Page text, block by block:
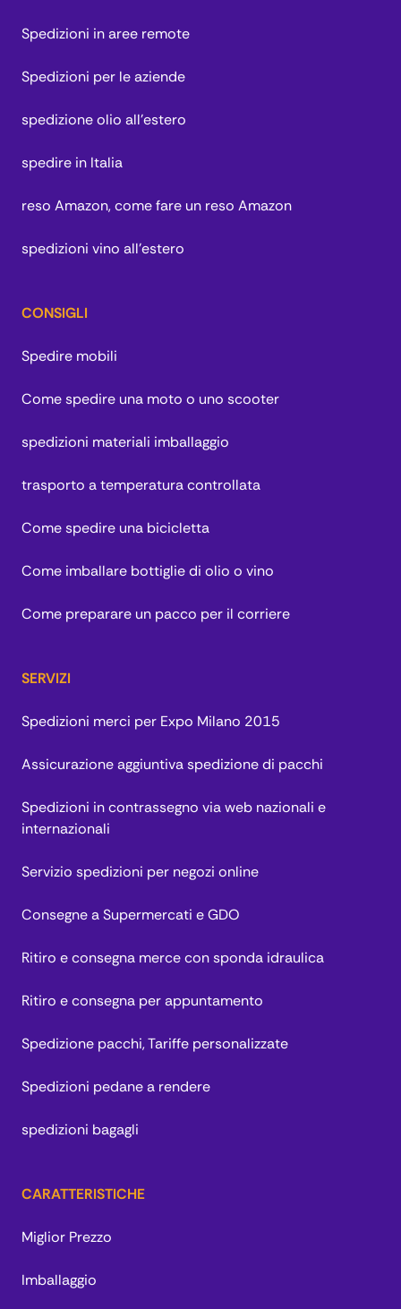
Spedizioni in aree remote
Spedizioni per le aziende
spedizione olio all'estero
spedire in Italia
reso Amazon, come fare un reso Amazon
spedizioni vino all'estero
CONSIGLI
Spedire mobili
Come spedire una moto o uno scooter
spedizioni materiali imballaggio
trasporto a temperatura controllata
Come spedire una bicicletta
Come imballare bottiglie di olio o vino
Come preparare un pacco per il corriere
SERVIZI
Spedizioni merci per Expo Milano 2015
Assicurazione aggiuntiva spedizione di pacchi
Spedizioni in contrassegno via web nazionali e
internazionali
Servizio spedizioni per negozi online
Consegne a Supermercati e GDO
Ritiro e consegna merce con sponda idraulica
Ritiro e consegna per appuntamento
Spedizione pacchi, Tariffe personalizzate
Spedizioni pedane a rendere
spedizioni bagagli
CARATTERISTICHE
Miglior Prezzo
Imballaggio